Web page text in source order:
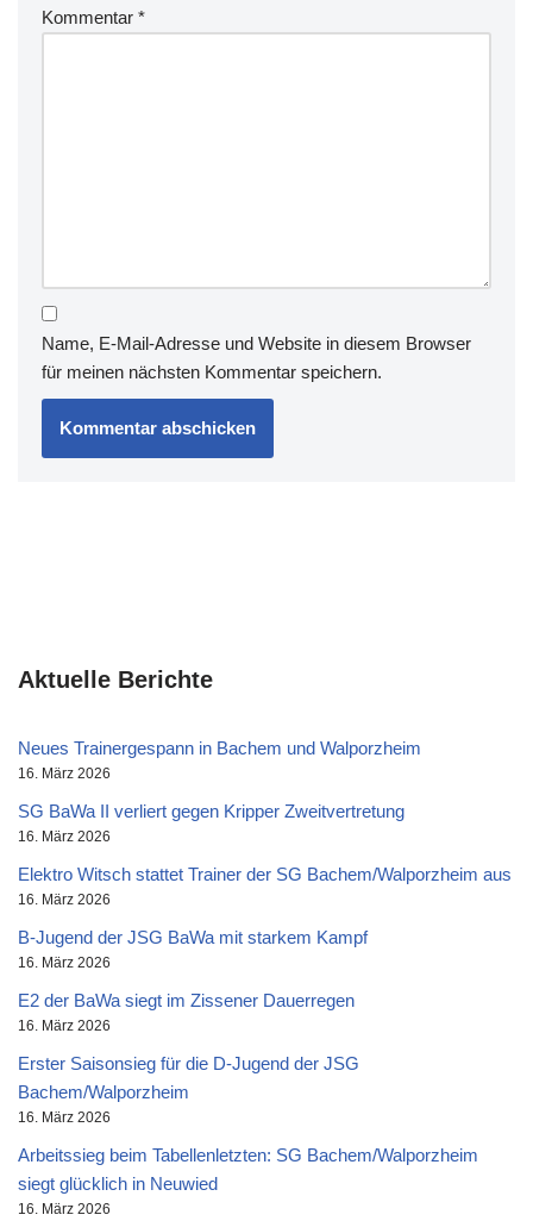
Kommentar *
Name, E-Mail-Adresse und Website in diesem Browser
für meinen nächsten Kommentar speichern.
Aktuelle Berichte
Neues Trainergespann in Bachem und Walporzheim
16. März 2026
SG BaWa II verliert gegen Kripper Zweitvertretung
16. März 2026
Elektro Witsch stattet Trainer der SG Bachem/Walporzheim aus
16. März 2026
B-Jugend der JSG BaWa mit starkem Kampf
16. März 2026
E2 der BaWa siegt im Zissener Dauerregen
16. März 2026
Erster Saisonsieg für die D-Jugend der JSG
Bachem/Walporzheim
16. März 2026
Arbeitssieg beim Tabellenletzten: SG Bachem/Walporzheim
siegt glücklich in Neuwied
16. März 2026